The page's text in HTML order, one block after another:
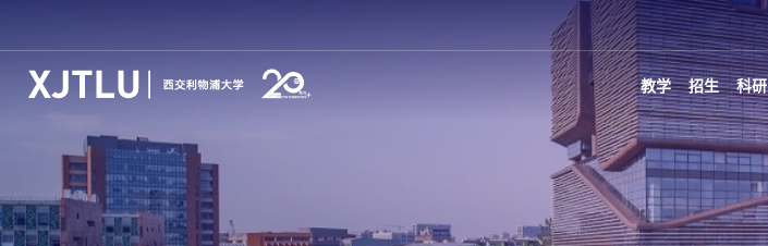
教学 招生 科研